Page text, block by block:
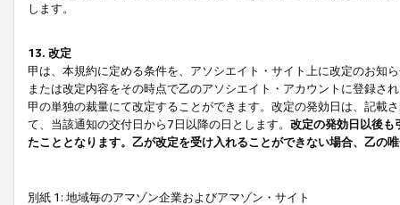
します。
13. 改定
甲は、本規約に定める条件を、アソシエイト・サイト上に改定のお知
または改定内容をその時点で乙のアソシエイト・アカウントに登録さ
甲の単独の裁量にて改定することができます。改定の発効日は、記載
て、当該通知の交付日から7日以降の日とします。 改定の発効日以後も
たこととなります。乙が改定を受け入れることができない場合、乙の
別紙 1: 地域毎のアマゾン企業およびアマゾン・サイト